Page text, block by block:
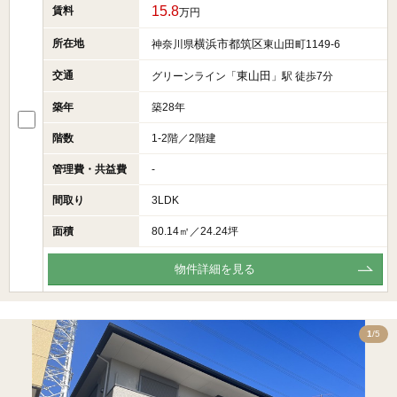
賃料 15.8万円
所在地 神奈川県横浜市都筑区東山田町1149-6
交通 グリーンライン「 東山田 」駅 徒歩7分
築年 築28年
階数 1-2階／2階建
管理費・共益費 -
間取り 3LDK
面積 80.14㎡／24.24坪
物件詳細を見る
1/5